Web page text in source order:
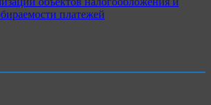
платежей